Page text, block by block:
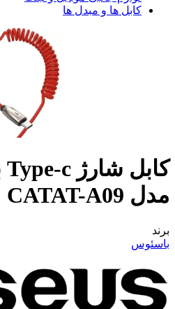
کابل ها و مبدل ها
مدل CATAT-A09
برند
باسئوس